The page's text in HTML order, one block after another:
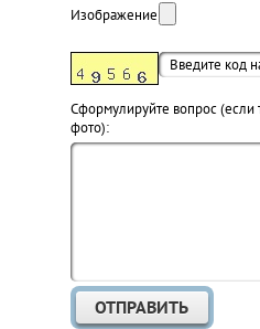
Изображение:
Cформулируйте вопрос (если
фото):